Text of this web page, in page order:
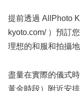
提前透過 AllPhoto
kyoto.com/ ）預訂
理想的和服和拍攝地
盡量在實際的儀式
黃金時段）附近安